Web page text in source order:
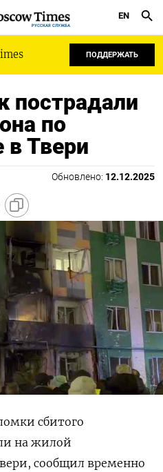
РУССКАЯ СЛУЖБА
EN
ПОДДЕРЖАТЬ
пострадали
по
в Твери
Обновлено: 12.12.2025
сбитого
на жилой
сообщил временно